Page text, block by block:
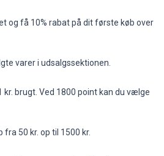
og få 10% rabat på dit første køb over
varer i udsalgssektionen.
kr. brugt. Ved 1800 point kan du vælge
fra 50 kr. op til 1500 kr.